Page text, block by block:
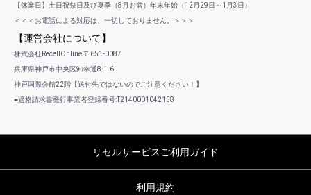
【休業日】土日祝祭日及び夏季（8月お盆）年末年始（12月29日～1月3日）
＜＜＜お電話による対応は、一切しておりません。＞＞＞
【運営会社について】
株式会社RecellOnline 〒651-0087
兵庫県神戸市中央区卸幸通8-1-6
神戸国際会館22階【送付先ではないのでご注意ください！】
■適格請求書発行事業者登録番号:T2140001042158
リセルサービスご利用ガイド
利用規約